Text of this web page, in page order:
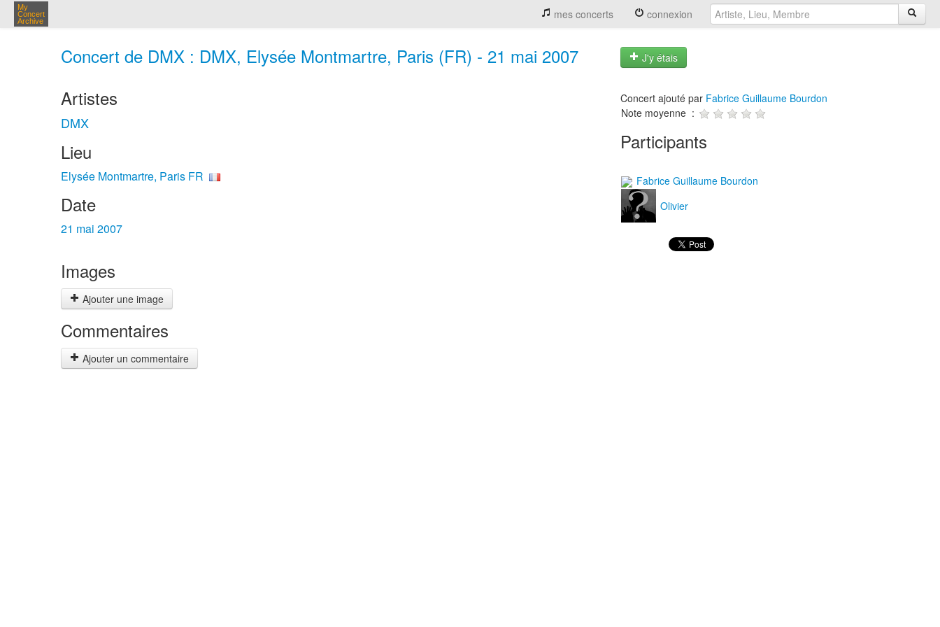
My
Concert
Archive
mes concerts connexion
Concert de DMX : DMX, Elysée Montmartre, Paris (FR) - 21 mai 2007 J'y étais
Artistes
DMX
Lieu
Elysée Montmartre, Paris FR
Date
21 mai 2007
Images
Ajouter une image
Commentaires
Ajouter un commentaire
Concert ajouté par Fabrice Guillaume Bourdon
Note moyenne :
Participants
Fabrice Guillaume Bourdon
Olivier